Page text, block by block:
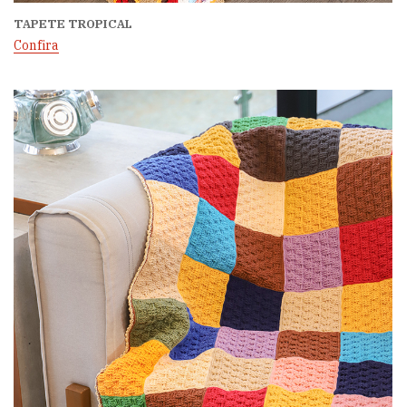
TAPETE TROPICAL
Confira